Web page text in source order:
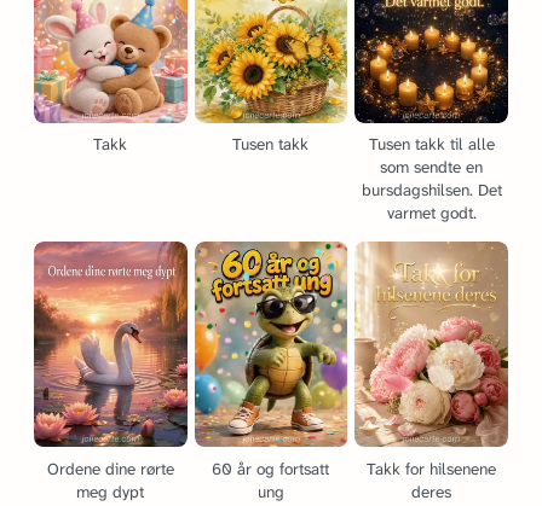
Takk Tusen takk
Tusen takk til alle
som sendte en
bursdagshilsen. Det
varmet godt.
Ordene dine rørte
meg dypt
60 år og fortsatt
ung
Takk for hilsenene
deres